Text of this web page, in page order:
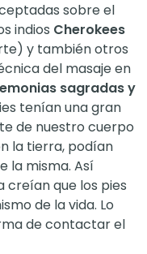
sobre el
indios Cherokees
y también otros
del masaje en
sagradas y
tenían una gran
de nuestro cuerpo
la tierra, podían
la misma. Así
creían que los pies
de la vida. Lo
de contactar el